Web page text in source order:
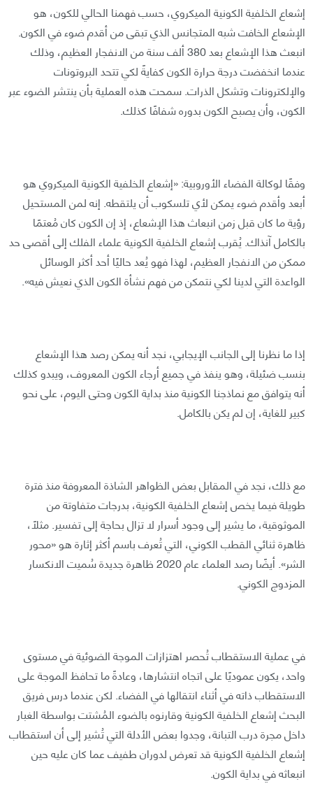
إشعاع الخلفية الكونية الميكروي، حسب فهمنا الحالي للكون، هو
الإشعاع الخافت شبه المتجانس الذي تبقى من أقدم ضوء في الكون.
انبعث هذا الإشعاع بعد 380 ألف سنة من الانفجار العظيم، وذلك
عندما انخفضت درجة حرارة الكون كفايةً لكي تتحد البروتونات
والإلكترونات وتشكل الذرات. سمحت هذه العملية بأن ينتشر الضوء عبر
الكون، وأن يصبح الكون بدوره شفافًا كذلك.
وفقًا لوكالة الفضاء الأوروبية: «إشعاع الخلفية الكونية الميكروي هو
أبعد وأقدم ضوء يمكن لأي تلسكوب أن يلتقطه. إنه لمن المستحيل
رؤية ما كان قبل زمن انبعاث هذا الإشعاع، إذ إن الكون كان مُعتمًا
بالكامل آنذاك. يُقرب إشعاع الخلفية الكونية علماء الفلك إلى أقصى حد
ممكن من الانفجار العظيم، لهذا فهو يُعد حاليًا أحد أكثر الوسائل
الواعدة التي لدينا لكي نتمكن من فهم نشأة الكون الذي نعيش فيه».
إذا ما نظرنا إلى الجانب الإيجابي، نجد أنه يمكن رصد هذا الإشعاع
بنسب ضئيلة، وهو ينفذ في جميع أرجاء الكون المعروف، ويبدو كذلك
أنه يتوافق مع نماذجنا الكونية منذ بداية الكون وحتى اليوم، على نحو
كبير للغاية، إن لم يكن بالكامل.
مع ذلك، نجد في المقابل بعض الظواهر الشاذة المعروفة منذ فترة
طويلة فيما يخص إشعاع الخلفية الكونية، بدرجات متفاوتة من
الموثوقية، ما يشير إلى وجود أسرار لا تزال بحاجة إلى تفسير. مثلًا،
ظاهرة ثنائي القطب الكوني، التي تُعرف باسم أكثر إثارة هو «محور
الشر». أيضًا رصد العلماء عام 2020 ظاهرة جديدة سُميت الانكسار
المزدوج الكوني.
في عملية الاستقطاب تُحصر اهتزازات الموجة الضوئية في مستوى
واحد، يكون عموديًا على اتجاه انتشارها، وعادةً ما تحافظ الموجة على
الاستقطاب ذاته في أثناء انتقالها في الفضاء. لكن عندما درس فريق
البحث إشعاع الخلفية الكونية وقارنوه بالضوء المُشتت بواسطة الغبار
داخل مجرة درب التبانة، وجدوا بعض الأدلة التي تُشير إلى أن استقطاب
إشعاع الخلفية الكونية قد تعرض لدوران طفيف عما كان عليه حين
انبعاثه في بداية الكون.